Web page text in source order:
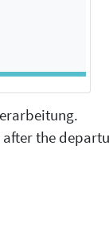
the